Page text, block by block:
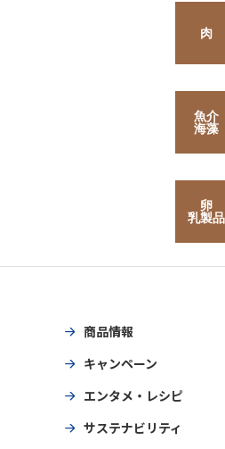
肉
魚介
海藻
卵
乳製品
商品情報
キャンペーン
エンタメ・レシピ
サステナビリティ